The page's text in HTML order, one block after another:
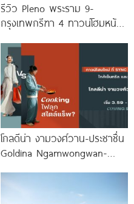
รีวิว Pleno พระราม 9-
กรุงเทพกรีฑา 4 ทาวน์โฮมหน้า
Premium
โกลดีน่า งามวงศ์วาน-ประชาชื่น
Goldina Ngamwongwan-
ใกล้ Central และ The Mall